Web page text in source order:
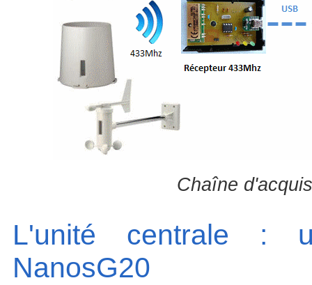
Chaîne
L'unité centrale :
NanosG20